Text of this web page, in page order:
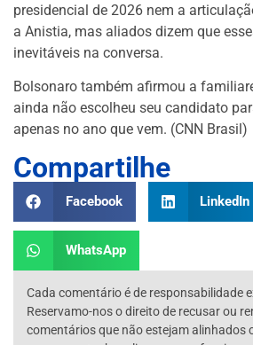
presidencial de 2026 nem a
a Anistia, mas aliados dizem que
inevitáveis na conversa.
Bolsonaro também afirmou a
ainda não escolheu seu candidato
apenas no ano que vem. (CNN Brasil)
Compartilhe
Facebook LinkedIn
WhatsApp
Cada comentário é de responsabilidade
Reservamo-nos o direito de recusar ou
comentários que não estejam alinhados